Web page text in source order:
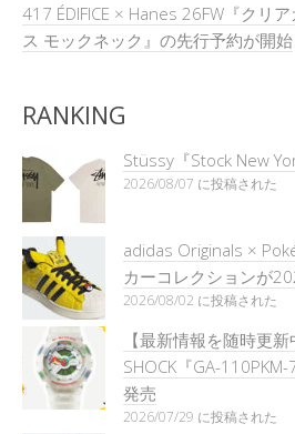
417 ÉDIFICE × Hanes 26FW『クリ
ス モックネック』の先行予約が開始
RANKING
Stüssy『Stock New
2026/08/07 に投稿された
adidas Originals ×
カーコレクションが
2026/08/02 に投稿された
【最新情報を随時更
SHOCK『GA-110PKM-
発売
2026/07/29 に投稿された